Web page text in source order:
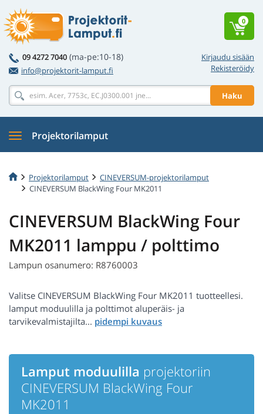
Kirjaudu sisään
Rekisteröidy
09 4272 7040 (ma-pe:10-18)
info@projektorit-lamput.fi
Haku
0
Projektorilamput
Projektorilamput
CINEVERSUM-projektorilamput
CINEVERSUM BlackWing Four MK2011
CINEVERSUM BlackWing Four
MK2011 lamppu / polttimo
Lampun osanumero: R8760003
Valitse CINEVERSUM BlackWing Four MK2011 tuotteellesi.
lamput moduulilla ja polttimot aluperäis- ja
tarvikevalmistajilta...
Lamput moduulilla projektoriin
CINEVERSUM BlackWing Four
MK2011